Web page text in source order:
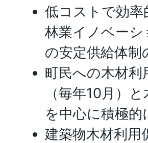
低コストで効
林業イノベーシ
の安定供給体
町民への木材利
（毎年10月）
を中心に積極
建築物木材利用